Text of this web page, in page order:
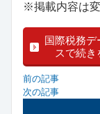
※掲載内容は変
国際税務デ
スで続き
前の記事
次の記事